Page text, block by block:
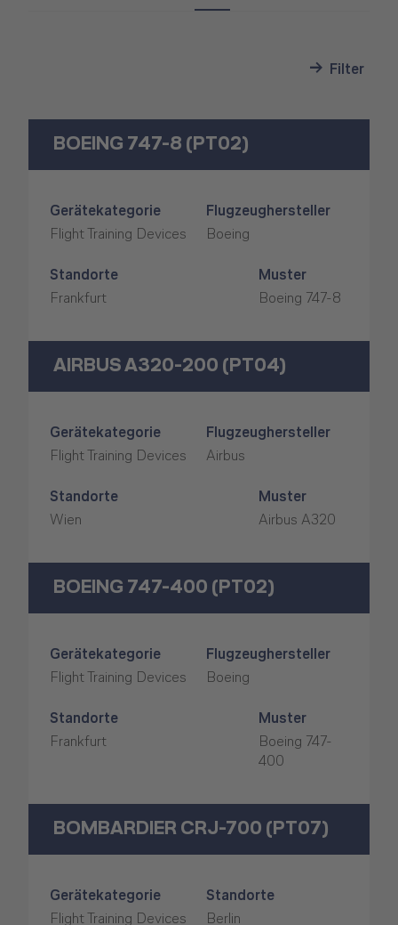
Filter
BOEING 747-8 (PT02)
Gerätekategorie
Flight Training Devices
Flugzeughersteller
Boeing
Standorte
Frankfurt
Muster
Boeing 747-8
AIRBUS A320-200 (PT04)
Gerätekategorie
Flight Training Devices
Flugzeughersteller
Airbus
Standorte
Wien
Muster
Airbus A320
BOEING 747-400 (PT02)
Gerätekategorie
Flight Training Devices
Flugzeughersteller
Boeing
Standorte
Frankfurt
Muster
Boeing 747-
400
BOMBARDIER CRJ-700 (PT07)
Gerätekategorie
Flight Training Devices
Standorte
Berlin